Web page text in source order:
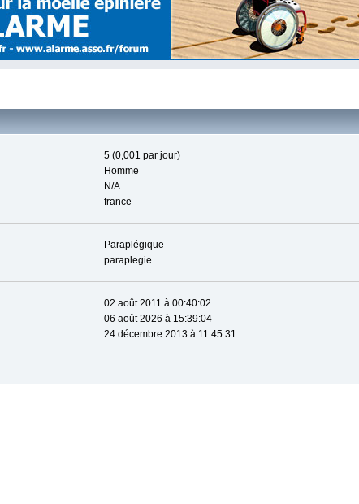
5 (0,001 par jour)
Homme
N/A
france
Paraplégique
paraplegie
02 août 2011 à 00:40:02
06 août 2026 à 15:39:04
24 décembre 2013 à 11:45:31